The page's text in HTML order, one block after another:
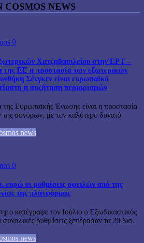
NEWS
0
Χατζηβασιλείου στην ΕΡΤ –
της ΕΕ η προστασία των εξωτερικών
Σένγκεν είναι ευρωπαϊκό
η συζήτηση περιορισμών
της Ευρωπαϊκής Ένωσης είναι η προστασία
της συνόρων, με τον καλύτερο δυνατό
news
0
ευρώ οι ρυθμίσεις οφειλών από την
της πλατφόρμας
κατέγραψε τον Ιούλιο ο Εξωδικαστικός
ρυθμίσεις ξεπέρασαν τα 20 δισ.
news